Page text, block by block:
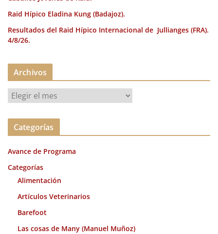
Raid Hípico Eladina Kung (Badajoz).
Resultados del Raid Hípico Internacional de Jullianges (FRA).
4/8/26.
Archivos
c
v
o
Categorías
Avance de Programa
Categorías
Alimentación
Artículos Veterinarios
Barefoot
Las cosas de Many (Manuel Muñoz)